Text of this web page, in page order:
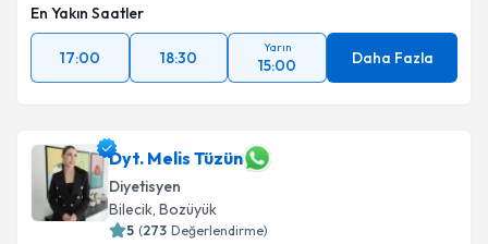
En Yakın Saatler
17:00 18:30
Yarın
15:00 Daha Fazla
Dyt. Melis Tüzün
Diyetisyen
Bilecik, Bozüyük
5 (273 Değerlendirme)